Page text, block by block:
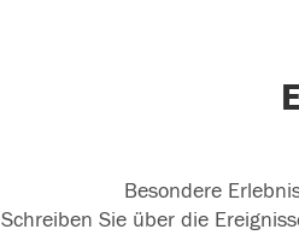
Besondere
Schreiben Sie über die